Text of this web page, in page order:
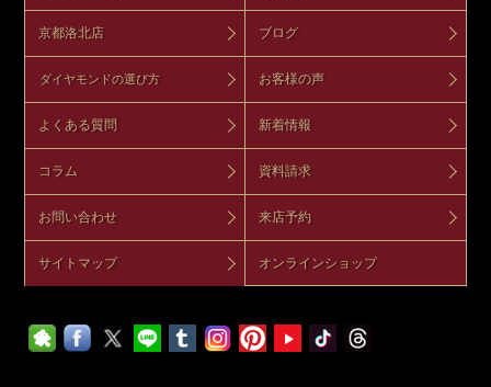
京都洛北店 ブログ
ダイヤモンドの選び方 お客様の声
よくある質問 新着情報
コラム 資料請求
お問い合わせ 来店予約
サイトマップ オンラインショップ